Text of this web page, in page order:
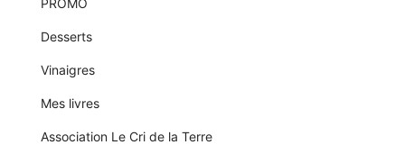
PROMO
Desserts
Vinaigres
Mes livres
Association Le Cri de la Terre